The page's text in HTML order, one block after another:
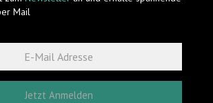
Mail
Jetzt Anmelden